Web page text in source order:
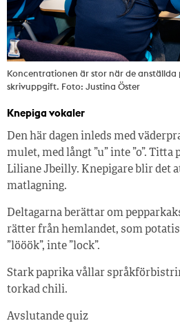
Koncentrationen är stor när de anställda
skrivuppgift. Foto: Justina Öster
Knepiga vokaler
Den här dagen inleds med
mulet, med långt ”u” inte ”o”.
Liliane Jbeilly. Knepigare blir det
matlagning.
Deltagarna berättar om
rätter från hemlandet, som
”lööök”, inte ”lock”.
Stark paprika vållar
torkad chili.
Avslutande quiz